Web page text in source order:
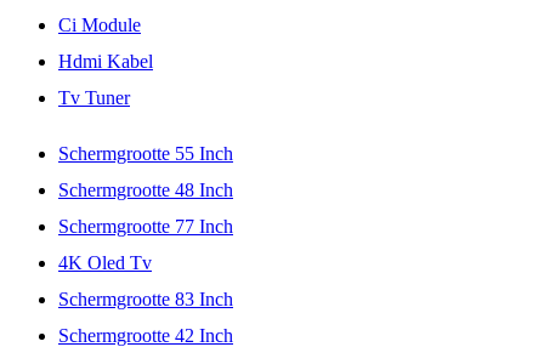
Ci Module
Hdmi Kabel
Tv Tuner
Schermgrootte 55 Inch
Schermgrootte 48 Inch
Schermgrootte 77 Inch
4K Oled Tv
Schermgrootte 83 Inch
Schermgrootte 42 Inch